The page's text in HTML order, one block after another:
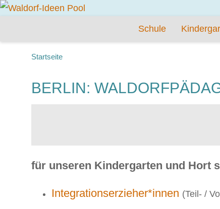
Schule
Startseite
BERLIN:
für unseren Kindergarten und Hort
Integrationserzieher*innen (Teil- /